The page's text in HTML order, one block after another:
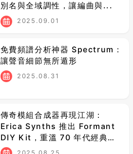
別名與全域調性，讓編曲與...
2025.09.01
免費頻譜分析神器 Spectrum：
讓聲音細節無所遁形
2025.08.31
傳奇模組合成器再現江湖：
Erica Synths 推出 Formant
DIY Kit，重溫 70 年代經典聲
響